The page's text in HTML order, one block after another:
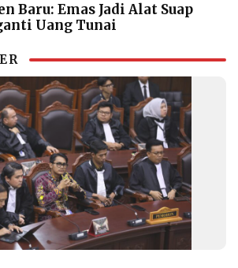
TERM
OF
Baru: Emas Jadi Alat Suap
Uang Tunai